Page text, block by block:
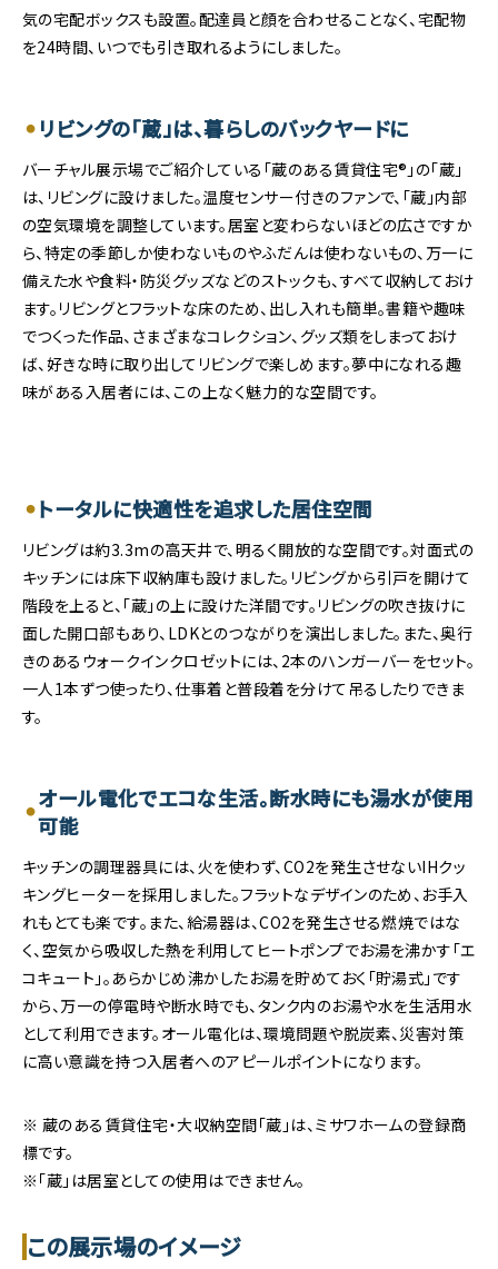
気の宅配ボックスも設置。配達員と顔を合わせることなく、宅配物
を24時間、いつでも引き取れるようにしました。
リビングの「蔵」は、暮らしのバックヤードに
バーチャル展示場でご紹介している「蔵のある賃貸住宅®」の「蔵」
は、リビングに設けました。温度センサー付きのファンで、「蔵」内部
の空気環境を調整しています。居室と変わらないほどの広さですか
ら、特定の季節しか使わないものやふだんは使わないもの、万一に
備えた水や食料・防災グッズなどのストックも、すべて収納しておけ
ます。リビングとフラットな床のため、出し入れも簡単。書籍や趣味
でつくった作品、さまざまなコレクション、グッズ類をしまっておけ
ば、好きな時に取り出してリビングで楽しめます。夢中になれる趣
味がある入居者には、この上なく魅力的な空間です。
トータルに快適性を追求した居住空間
リビングは約3.3mの高天井で、明るく開放的な空間です。対面式の
キッチンには床下収納庫も設けました。リビングから引戸を開けて
階段を上ると、「蔵」の上に設けた洋間です。リビングの吹き抜けに
面した開口部もあり、LDKとのつながりを演出しました。また、奥行
きのあるウォークインクロゼットには、2本のハンガーバーをセット。
一人1本ずつ使ったり、仕事着と普段着を分けて吊るしたりできま
す。
オール電化でエコな生活。断水時にも湯水が使用
可能
キッチンの調理器具には、火を使わず、CO2を発生させないIHクッ
キングヒーターを採用しました。フラットなデザインのため、お手入
れもとても楽です。また、給湯器は、CO2を発生させる燃焼ではな
く、空気から吸収した熱を利用してヒートポンプでお湯を沸かす「エ
コキュート」。あらかじめ沸かしたお湯を貯めておく「貯湯式」です
から、万一の停電時や断水時でも、タンク内のお湯や水を生活用水
として利用できます。オール電化は、環境問題や脱炭素、災害対策
に高い意識を持つ入居者へのアピールポイントになります。
※ 蔵のある賃貸住宅・大収納空間「蔵」は、ミサワホームの登録商
標です。
※「蔵」は居室としての使用はできません。
この展示場のイメージ